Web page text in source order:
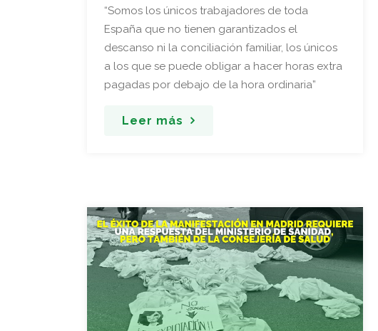
“Somos los únicos trabajadores de toda
España que no tienen garantizados el
descanso ni la conciliación familiar, los únicos
a los que se puede obligar a hacer horas extra
pagadas por debajo de la hora ordinaria”
Leer más